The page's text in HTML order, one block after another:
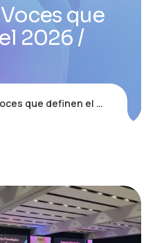
Voces que
2026
que definen el 2026"